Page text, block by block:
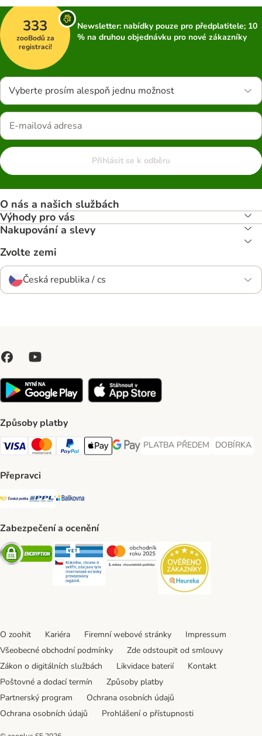
333
zooBodů za
registraci!
Newsletter: nabídky pouze pro předplatitele; 10
% na druhou objednávku pro nové zákazníky
Vyberte prosím alespoň jednu možnost
Přihlásit se k odběru
O nás a našich službách
Výhody pro vás
Nakupování a slevy
Zvolte zemi
Česká republika / cs
Způsoby platby
Visa Payment Method
Mastercard Payment Method
PayPal Payment Method
Apple pay Payment Method
GooglePay Payment Method
PLATBA PŘEDEM
PLATBA PŘEDEM Payment
DOBÍRKA
DOBÍRKA
Přepravci
Česká pošta Shipping Method
PPL Shipping Method
Balíkovna Shipping Method
Zabezpečení a ocenění
Security Security Security
O zoohit Kariéra Firemní webové stránky
Impressum
Všeobecné obchodní podmínky
Zde odstoupit od smlouvy
Zákon o digitálních službách
Likvidace baterií
Kontakt
Poštovné a dodací termín
Způsoby platby
Partnerský program
Ochrana osobních údajů
Ochrana osobních údajů
Prohlášení o přístupnosti